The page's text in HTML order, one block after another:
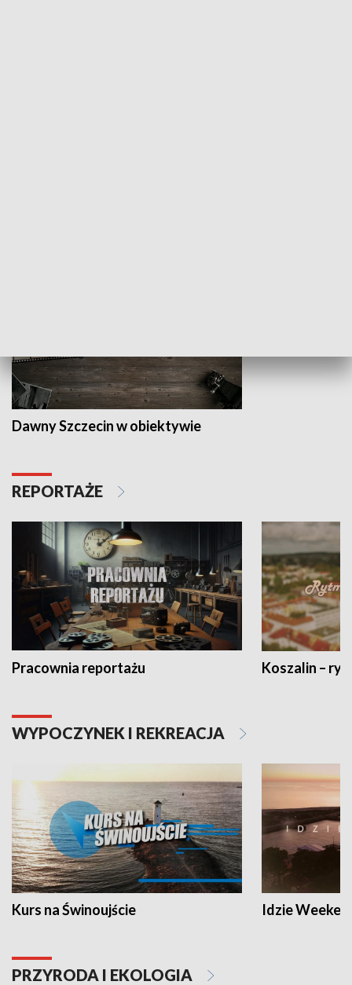
Dawny Szczecin w obiektywie
REPORTAŻE
Pracownia reportażu Koszalin –
WYPOCZYNEK I REKREACJA
Kurs na Świnoujście Idzie
PRZYRODA I EKOLOGIA